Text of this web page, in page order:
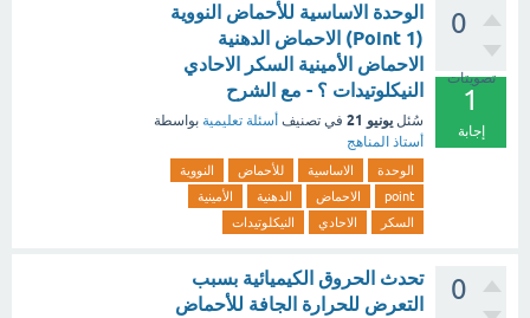
0
تصويتات
1
إجابة
الوحدة الاساسية للأحماض النووية
(1 Point) الاحماض الدهنية
الاحماض الأمينية السكر الاحادي
النيكلوتيدات ؟ - مع الشرح
سُئل يونيو 21 في تصنيف أسئلة تعليمية بواسطة
أستاذ المناهج
الوحدة الاساسية للأحماض
النووية
point
الاحماض الدهنية
الأمينية
السكر
الاحادي النيكلوتيدات
0
تحدث الحروق الكيميائية بسبب
التعرض للحرارة الجافة للأحماض